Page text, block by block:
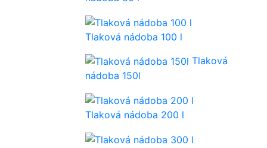
Tlaková nádoba 100 l
Tlaková
nádoba 150l
Tlaková nádoba 200 l